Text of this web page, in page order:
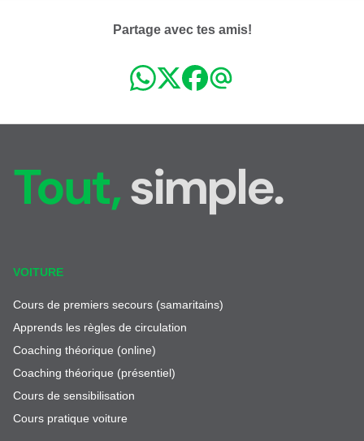
Partage avec tes amis!
Tout,simple.
VOITURE
Cours de premiers secours (samaritains)
Apprends les règles de circulation
Coaching théorique (online)
Coaching théorique (présentiel)
Cours de sensibilisation
Cours pratique voiture